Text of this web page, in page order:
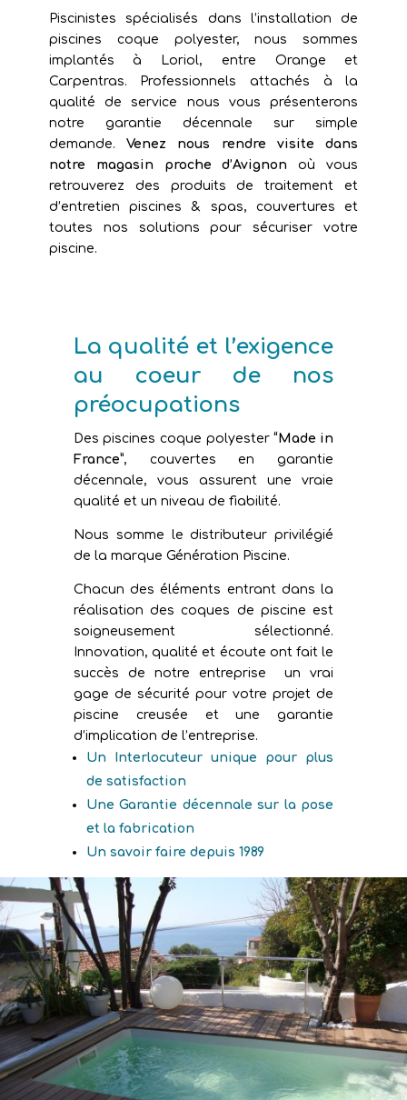
Piscinistes spécialisés dans l’installation de
piscines coque polyester, nous sommes
implantés à Loriol, entre Orange et
Carpentras. Professionnels attachés à la
qualité de service nous vous présenterons
notre garantie décennale sur simple
demande.Venez nous rendre visite dans
notre magasin proche d’Avignonoù vous
retrouverez des produits de traitement et
d’entretien piscines & spas, couvertures et
toutes nos solutions pour sécuriser votre
piscine.
La qualité et l’exigence
au coeur de nos
préocupations
Des piscines coque polyester“Made in
France”, couvertes en garantie
décennale, vous assurent une vraie
qualité et un niveau de fiabilité.
Nous somme le distributeur privilégié
de la marque Génération Piscine.
Chacun des éléments entrant dans la
réalisation des coques de piscine est
soigneusement sélectionné.
Innovation, qualité et écoute ont fait le
succès de notre entreprise un vrai
gage de sécurité pour votre projet de
piscine creusée et une garantie
d’implication de l’entreprise.
Un Interlocuteur unique pour plus
de satisfaction
Une Garantie décennale sur la pose
et la fabrication
Un savoir faire depuis 1989